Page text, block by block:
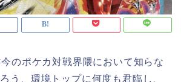
のポケカ対戦界隈において知らな
う、環境トップに何度も君臨し、